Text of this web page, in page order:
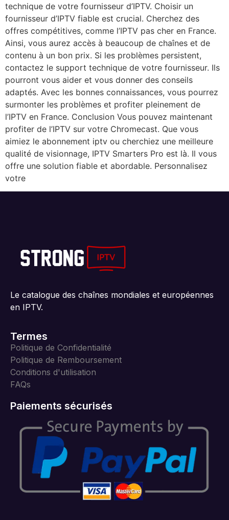
technique de votre fournisseur d’IPTV. Choisir un
fournisseur d’IPTV fiable est crucial. Cherchez des
offres compétitives, comme l’IPTV pas cher en France.
Ainsi, vous aurez accès à beaucoup de chaînes et de
contenu à un bon prix. Si les problèmes persistent,
contactez le support technique de votre fournisseur. Ils
pourront vous aider et vous donner des conseils
adaptés. Avec les bonnes connaissances, vous pourrez
surmonter les problèmes et profiter pleinement de
l’IPTV en France. Conclusion Vous pouvez maintenant
profiter de l’IPTV sur votre Chromecast. Que vous
aimiez le abonnement iptv ou cherchiez une meilleure
qualité de visionnage, IPTV Smarters Pro est là. Il vous
offre une solution fiable et abordable. Personnalisez
votre
Le catalogue des chaînes mondiales et européennes
en IPTV.
Termes
Politique de Confidentialité
Politique de Remboursement
Conditions d'utilisation
FAQs
Paiements sécurisés